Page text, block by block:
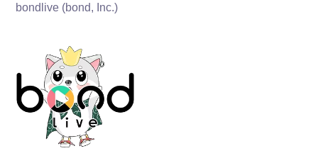
bondlive (bond, Inc.)